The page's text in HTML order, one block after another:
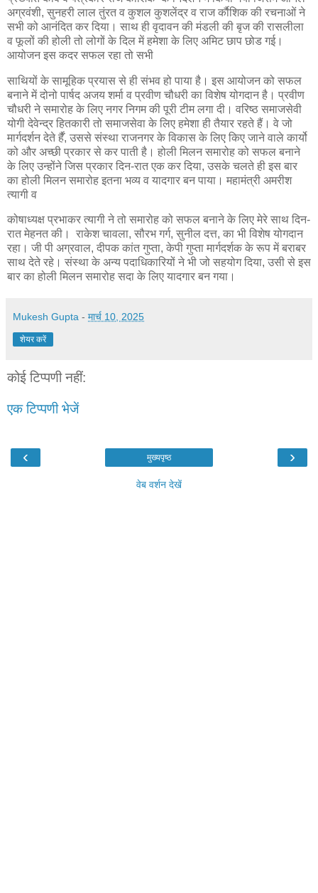
अग्रवंशी, सुनहरी लाल तुंरत व कुशल कुशलेंद्र व राज र्काैशिक की रचनाओं ने
सभी को आनंदित कर दिया। साथ ही वृदावन की मंडली की बृज की रासलीला
व फूलों की होली तो लोगों के दिल में हमेशा के लिए अमिट छाप छोड गई।
आयोजन इस कदर सफल रहा तो सभी
साथियों के सामूहिक प्रयास से ही संभव हो पाया है। इस आयोजन को सफल
बनाने में दोनो पार्षद अजय शर्मा व प्रवीण चौधरी का विशेष योगदान है। प्रवीण
चौधरी ने समारोह के लिए नगर निगम की पूरी टीम लगा दी। वरिष्ठ समाजसेवी
योगी देवेन्द्र हितकारी तो समाजसेवा के लिए हमेशा ही तैयार रहते हैं। वे जो
मार्गदर्शन देते र्हैं, उससे संस्था राजनगर के विकास के लिए किए जाने वाले कार्यो
को और अच्छी प्रकार से कर पाती है। होली मिलन समारोह को सफल बनाने
के लिए उन्होंने जिस प्रकार दिन-रात एक कर दिया, उसके चलते ही इस बार
का होली मिलन समारोह इतना भव्य व यादगार बन पाया। महामंत्री अमरीश
त्यागी व
कोषाध्यक्ष प्रभाकर त्यागी ने तो समारोह को सफल बनाने के लिए मेरे साथ दिन-
रात मेहनत की। राकेश चावला, सौरभ गर्ग, सुनील दत्त, का भी विशेष योगदान
रहा। जी पी अग्रवाल, दीपक कांत गुप्ता, केपी गुप्ता मार्गदर्शक के रूप में बराबर
साथ देते रहे। संस्था के अन्य पदाधिकारियों ने भी जो सहयोग दिया, उसी से इस
बार का होली मिलन समारोह सदा के लिए यादगार बन गया।
Mukesh Gupta - मार्च 10, 2025
शेयर करें
कोई टिप्पणी नहीं:
एक टिप्पणी भेजें
‹ ›
मुख्यपृष्ठ
वेब वर्शन देखें